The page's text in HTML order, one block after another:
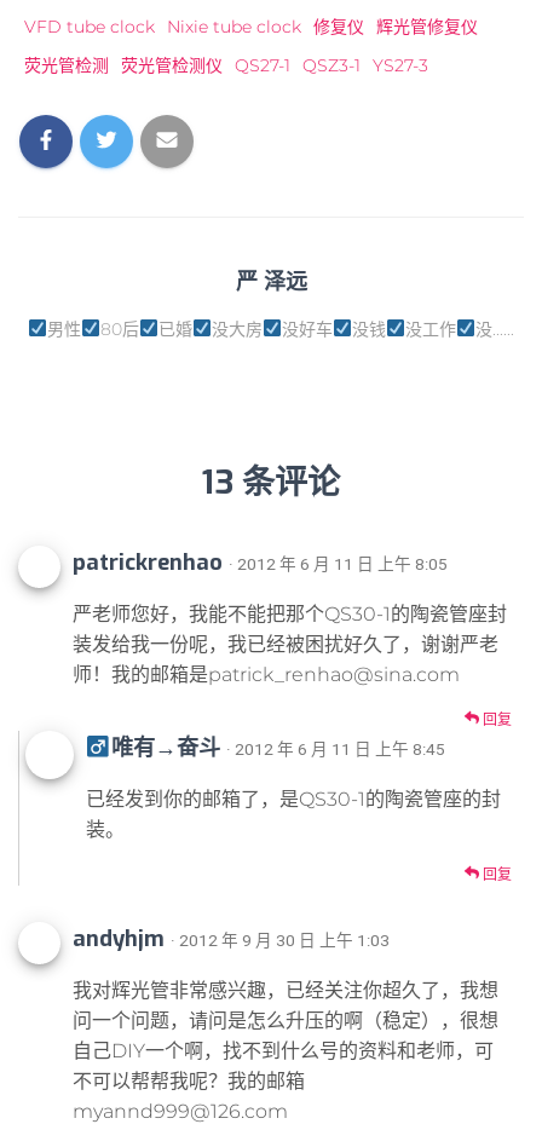
VFD tube clock
Nixie tube clock 修复仪
辉光管修复仪
荧光管检测
荧光管检测仪 QS27-1 QSZ3-1 YS27-3
严 泽远
男性 80后 已婚 没大房 没好车 没钱 没工作 没......
13 条评论
patrickrenhao · 2012 年 6 月 11 日 上午 8:05
严老师您好，我能不能把那个QS30-1的陶瓷管座封
装发给我一份呢，我已经被困扰好久了，谢谢严老
师！我的邮箱是patrick_renhao@sina.com
回复
唯有→奋斗 · 2012 年 6 月 11 日 上午 8:45
已经发到你的邮箱了，是QS30-1的陶瓷管座的封
装。
回复
andyhjm · 2012 年 9 月 30 日 上午 1:03
我对辉光管非常感兴趣，已经关注你超久了，我想
问一个问题，请问是怎么升压的啊（稳定），很想
自己DIY一个啊，找不到什么号的资料和老师，可
不可以帮帮我呢？我的邮箱
myannd999@126.com